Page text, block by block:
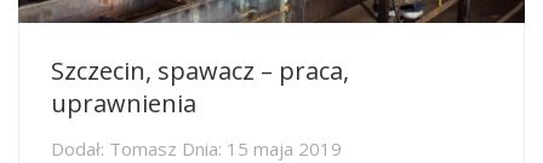
Szczecin, spawacz – praca,
uprawnienia
Dodał: Tomasz Dnia: 15 maja 2019